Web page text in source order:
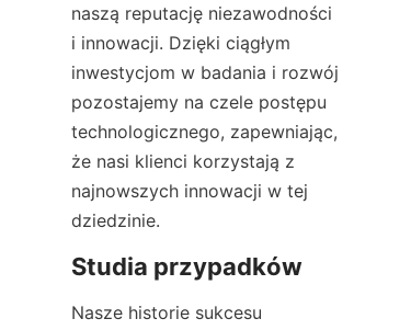
naszą reputację niezawodności
i innowacji. Dzięki ciągłym
inwestycjom w badania i rozwój
pozostajemy na czele postępu
technologicznego, zapewniając,
że nasi klienci korzystają z
najnowszych innowacji w tej
dziedzinie.
Studia przypadków
Nasze historie sukcesu